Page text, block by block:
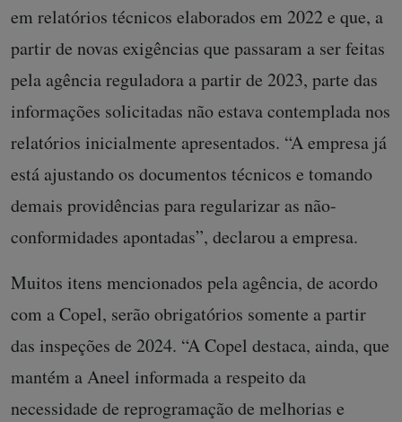
em relatórios técnicos elaborados em 2022 e que, a
partir de novas exigências que passaram a ser feitas
pela agência reguladora a partir de 2023, parte das
informações solicitadas não estava contemplada nos
relatórios inicialmente apresentados. “A empresa já
está ajustando os documentos técnicos e tomando
demais providências para regularizar as não-
conformidades apontadas”, declarou a empresa.
Muitos itens mencionados pela agência, de acordo
com a Copel, serão obrigatórios somente a partir
das inspeções de 2024. “A Copel destaca, ainda, que
mantém a Aneel informada a respeito da
necessidade de reprogramação de melhorias e